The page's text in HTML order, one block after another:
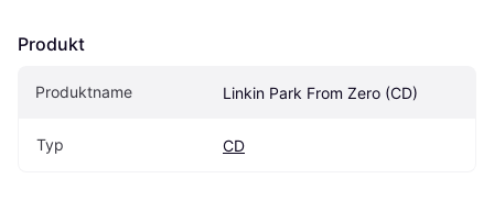
Produkt
Produktname Linkin Park From Zero (CD)
Typ CD